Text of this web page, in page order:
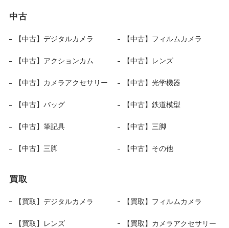
中古
【中古】デジタルカメラ 【中古】フィルムカメラ
【中古】アクションカム 【中古】レンズ
【中古】カメラアクセサリー 【中古】光学機器
【中古】バッグ 【中古】鉄道模型
【中古】筆記具 【中古】三脚
【中古】三脚 【中古】その他
買取
【買取】デジタルカメラ 【買取】フィルムカメラ
【買取】レンズ 【買取】カメラアクセサリー